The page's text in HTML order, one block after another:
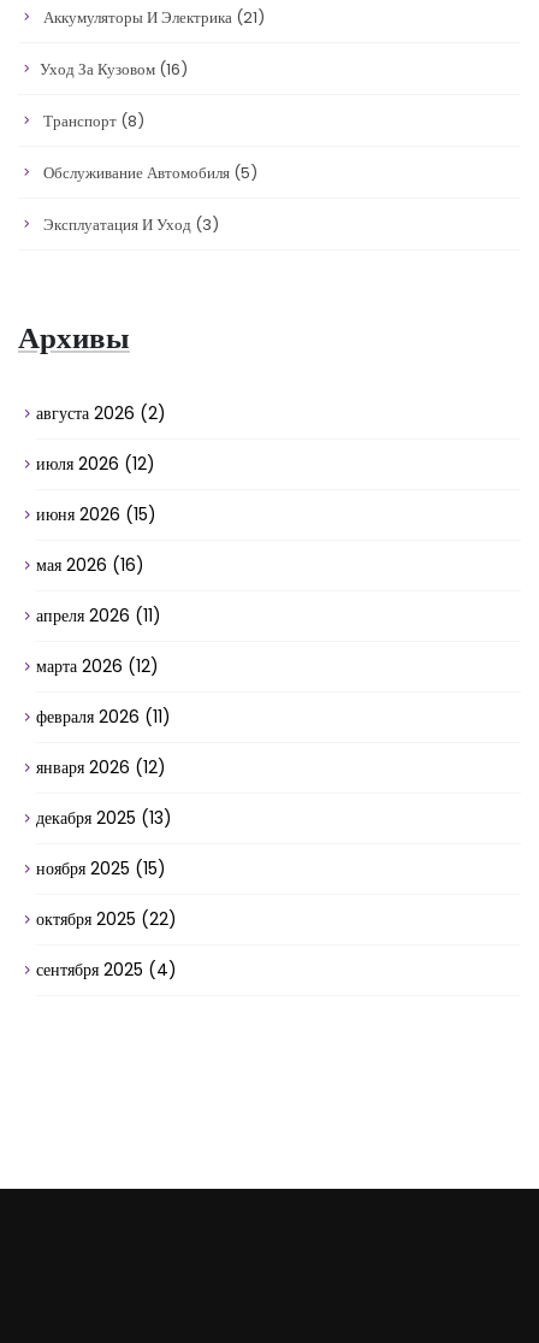
Аккумуляторы И Электрика (21)
Уход За Кузовом (16)
Транспорт (8)
Обслуживание Автомобиля (5)
Эксплуатация И Уход (3)
Архивы
августа 2026 (2)
июля 2026 (12)
июня 2026 (15)
мая 2026 (16)
апреля 2026 (11)
марта 2026 (12)
февраля 2026 (11)
января 2026 (12)
декабря 2025 (13)
ноября 2025 (15)
октября 2025 (22)
сентября 2025 (4)